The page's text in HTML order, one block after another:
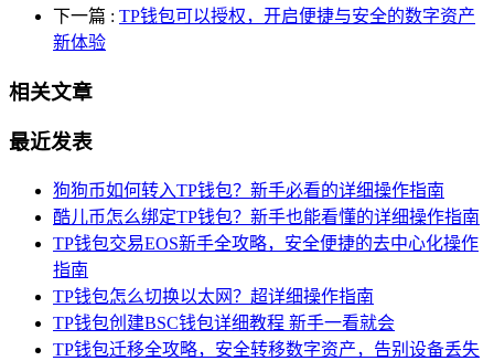
下一篇 : TP钱包可以授权，开启便捷与安全的数字资产
新体验
相关文章
最近发表
狗狗币如何转入TP钱包？新手必看的详细操作指南
酷儿币怎么绑定TP钱包？新手也能看懂的详细操作指南
TP钱包交易EOS新手全攻略，安全便捷的去中心化操作
指南
TP钱包怎么切换以太网？超详细操作指南
TP钱包创建BSC钱包详细教程 新手一看就会
TP钱包迁移全攻略，安全转移数字资产，告别设备丢失